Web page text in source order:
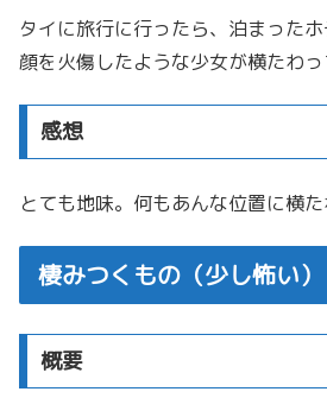
タイに旅行に行ったら、泊まった
顔を火傷したような少女が横たわっ
感想
とても地味。何もあんな位置に横た
棲みつくもの（少し怖い）
概要